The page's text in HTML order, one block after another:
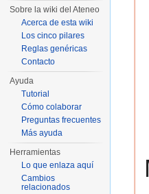
Sobre la wiki del Ateneo
Acerca de esta wiki
Los cinco pilares
Reglas genéricas
Contacto
Ayuda
Tutorial
Cómo colaborar
Preguntas frecuentes
Más ayuda
Herramientas
Lo que enlaza aquí
Cambios
relacionados